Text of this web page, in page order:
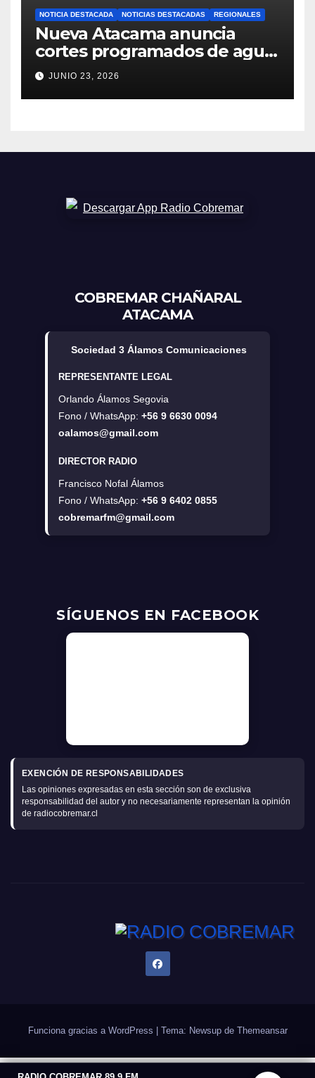
NOTICIA DESTACADA NOTICIAS DESTACADAS REGIONALES
Nueva Atacama anuncia
cortes programados de agua
potable en Copiapó y
Caldera: revisa fechas,
horarios y sectores
JUNIO 23, 2026
COBREMAR CHAÑARAL
ATACAMA
Sociedad 3 Álamos Comunicaciones
REPRESENTANTE LEGAL
Orlando Álamos Segovia
Fono / WhatsApp: +56 9 6630 0094
oalamos@gmail.com
DIRECTOR RADIO
Francisco Nofal Álamos
Fono / WhatsApp: +56 9 6402 0855
cobremarfm@gmail.com
SÍGUENOS EN FACEBOOK
EXENCIÓN DE RESPONSABILIDADES
Las opiniones expresadas en esta sección son de exclusiva
responsabilidad del autor y no necesariamente representan la opinión
de radiocobremar.cl
Funciona gracias a WordPress Tema: Newsup de Themeansar